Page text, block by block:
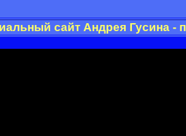
сайт Андрея Гусина -